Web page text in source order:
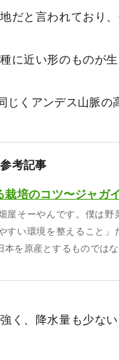
だと言われており
に近い形のものが
くアンデス山脈の
参考記事
屋そーやんです。僕は野
すい環境を整えること
本を原産とするものでは
く、降水量も少な